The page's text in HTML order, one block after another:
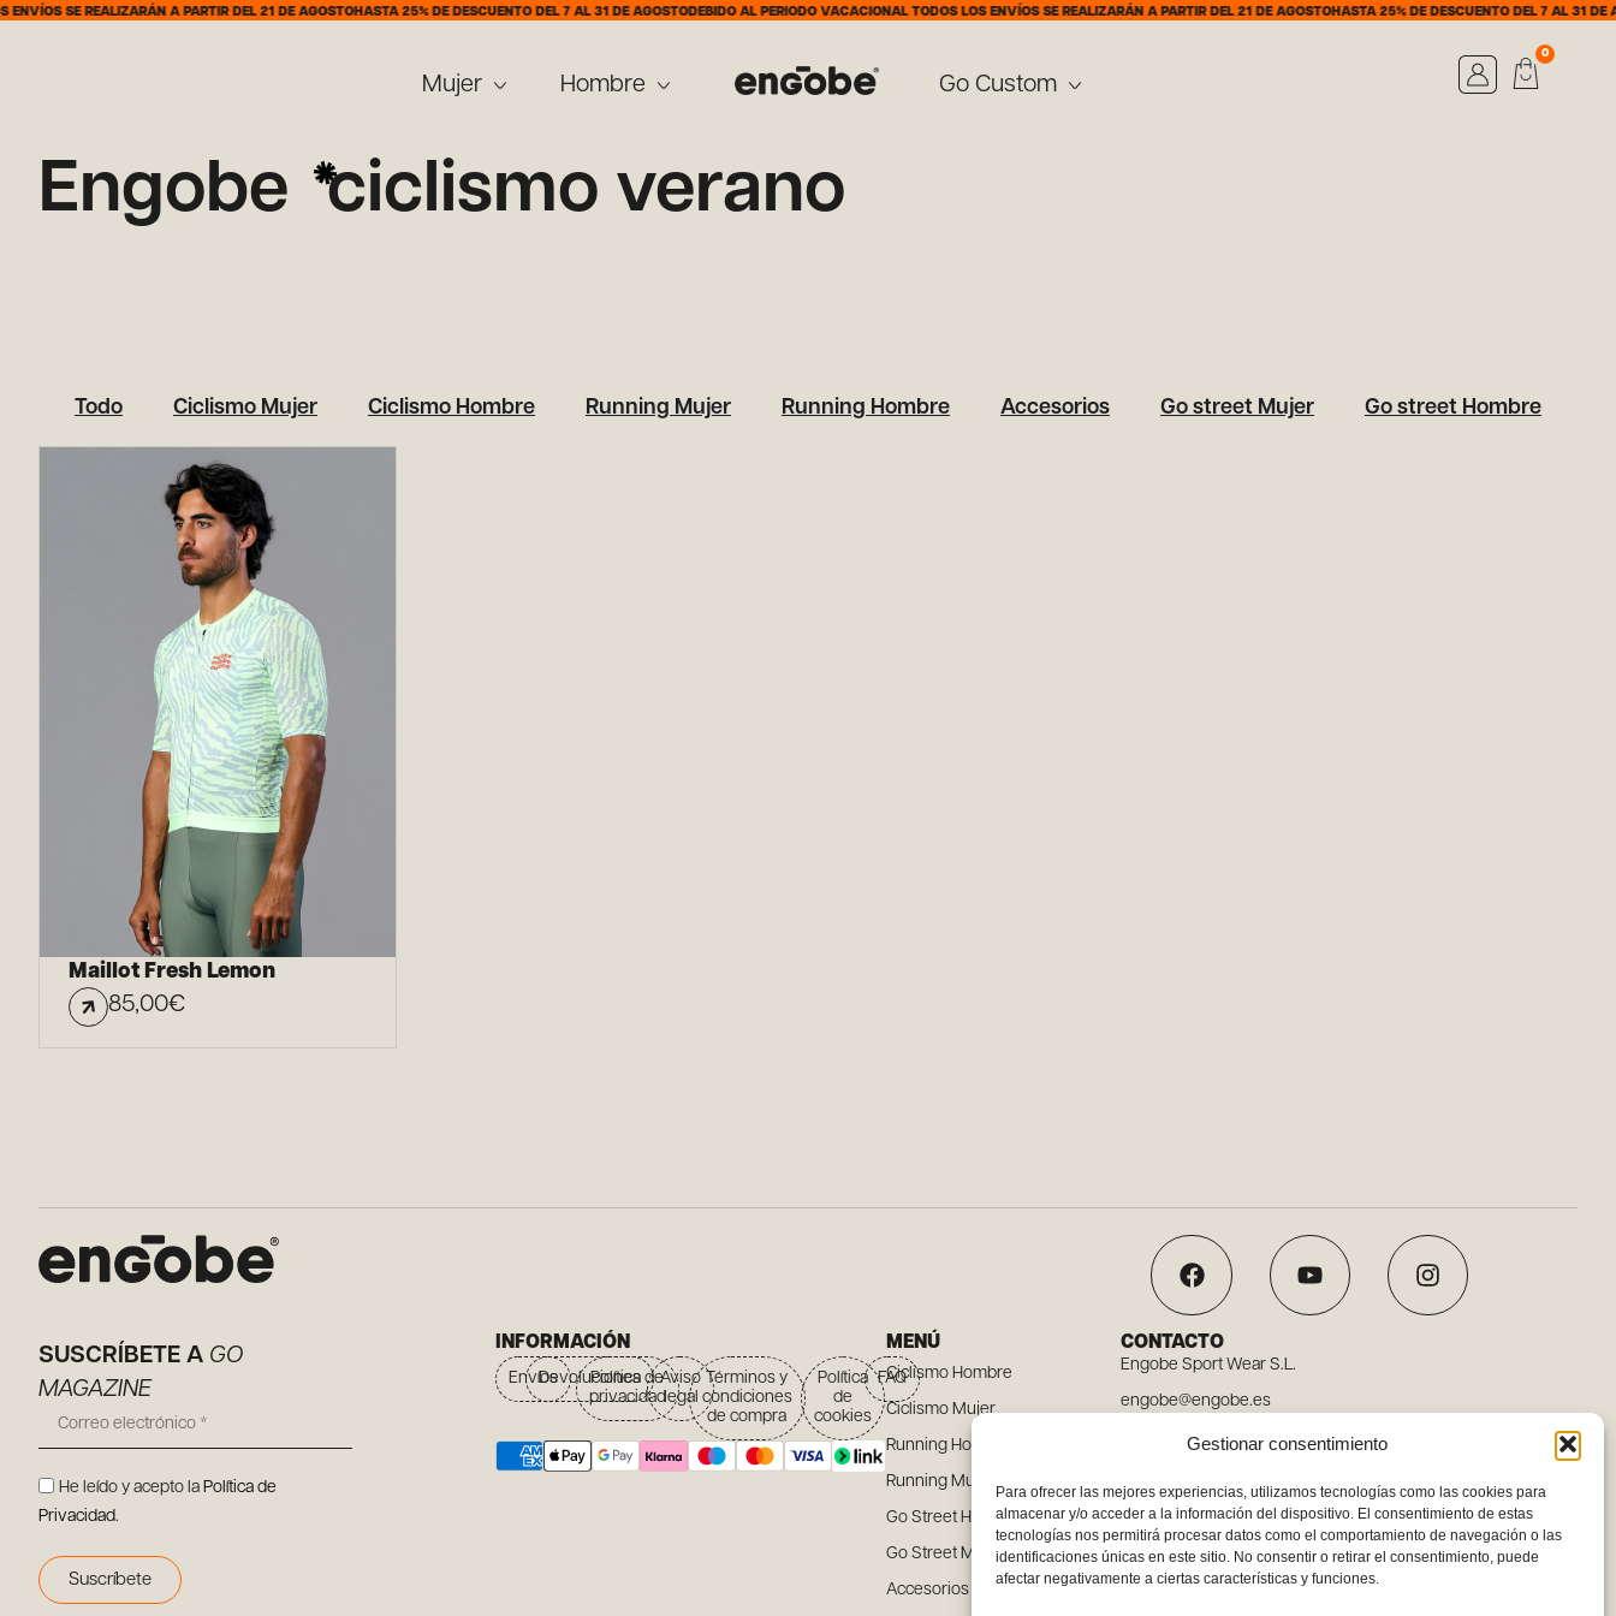
Gestionar consentimiento
Para ofrecer las mejores experiencias, utilizamos tecnologías como las cookies para
almacenar y/o acceder a la información del dispositivo. El consentimiento de estas
tecnologías nos permitirá procesar datos como el comportamiento de navegación o las
identificaciones únicas en este sitio. No consentir o retirar el consentimiento, puede
afectar negativamente a ciertas características y funciones.
SE REALIZARÁN A PARTIR DEL 21 DE AGOSTOHASTA 25% DE DESCUENTO DEL 7 AL 31 DE AGOSTODEBIDO AL PERIODO VACACIONAL TODOS LOS ENVÍOS SE REALIZARÁN A PARTIR DEL 21 DE AGOSTOHASTA 25% DE DESCUENTO DEL 7 AL 31 DE
Mujer Hombre Go Custom
0
Engobe ciclismo verano
Todo Ciclismo Mujer Ciclismo Hombre Running Mujer Running Hombre Accesorios Go street Mujer Go street Hombre
Maillot Fresh Lemon
85,00€
SUSCRÍBETE A GO
MAGAZINE
He leído y acepto la Política de
Privacidad.
Suscríbete
INFORMACIÓN
EnvíosDevoluciones
Política de
privacidad
Aviso
legal
Términos y
condiciones
de compra
Política
de
cookies
FAQ
MENÚ
Ciclismo Hombre
Ciclismo Mujer
Running Hombre
Running Mujer
Go Street Hombre
Go Street Mujer
Accesorios
CONTACTO
Engobe Sport Wear S.L.
engobe@engobe.es
Tel. 96 110 78 03